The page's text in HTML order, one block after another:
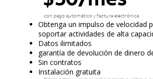
con pago automático y factura electrónica
Obtenga un impulso de velocidad
soportar actividades de alta
Datos ilimitados
garantía de devolución de dinero
Sin contratos
Instalación gratuita